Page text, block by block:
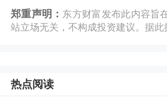
郑重声明： 东方财富发布此内容旨
站立场无关，不构成投资建议。据此
热点阅读